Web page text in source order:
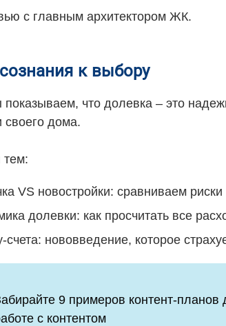
с главным архитектором ЖК.
к выбору
что долевка – это
своего дома.
VS новостройки: сравниваем
долевки: как просчитать все
счета: нововведение, которое
9 примеров контент-
с контентом